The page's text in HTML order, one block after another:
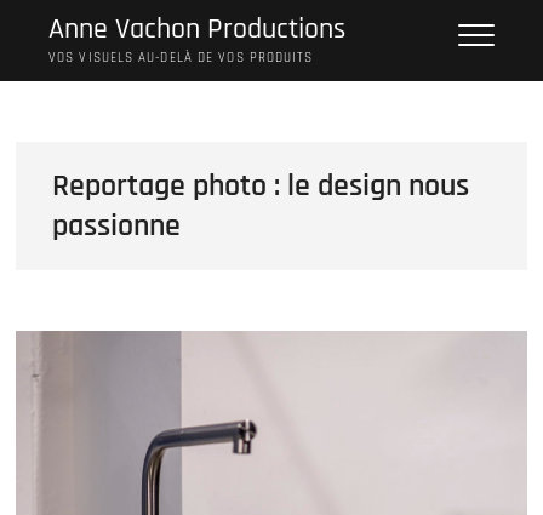
content
Anne Vachon Productions
VOS VISUELS AU-DELÀ DE VOS PRODUITS
Reportage photo : le design nous
passionne